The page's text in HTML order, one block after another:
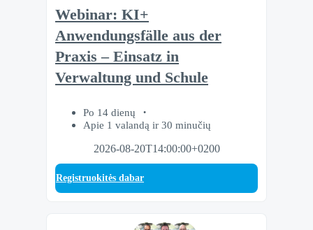
Webinar: KI+
Anwendungsfälle aus der
Praxis – Einsatz in
Verwaltung und Schule
Po 14 dienų
Apie 1 valandą ir 30 minučių
2026-08-20T14:00:00+0200
Registruokitės dabar